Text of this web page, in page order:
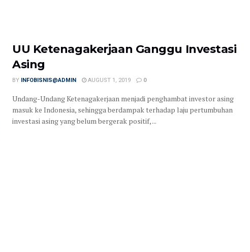
UU Ketenagakerjaan Ganggu Investasi
Asing
BY INFOBISNIS@ADMIN AUGUST 1, 2019 0
Undang-Undang Ketenagakerjaan menjadi penghambat investor asing
masuk ke Indonesia, sehingga berdampak terhadap laju pertumbuhan
investasi asing yang belum bergerak positif, ...